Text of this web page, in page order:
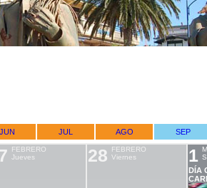
JUN JUL AGO SEP
FEBRERO
Jueves
28
FEBRERO
Viernes
1
DÍA